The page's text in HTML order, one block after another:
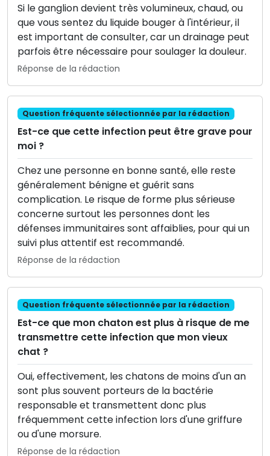
Si le ganglion devient très volumineux, chaud, ou
que vous sentez du liquide bouger à l'intérieur, il
est important de consulter, car un drainage peut
parfois être nécessaire pour soulager la douleur.
Réponse de la rédaction
Question fréquente sélectionnée par la rédaction
Est-ce que cette infection peut être grave pour
moi ?
Chez une personne en bonne santé, elle reste
généralement bénigne et guérit sans
complication. Le risque de forme plus sérieuse
concerne surtout les personnes dont les
défenses immunitaires sont affaiblies, pour qui un
suivi plus attentif est recommandé.
Réponse de la rédaction
Question fréquente sélectionnée par la rédaction
Est-ce que mon chaton est plus à risque de me
transmettre cette infection que mon vieux
chat ?
Oui, effectivement, les chatons de moins d'un an
sont plus souvent porteurs de la bactérie
responsable et transmettent donc plus
fréquemment cette infection lors d'une griffure
ou d'une morsure.
Réponse de la rédaction